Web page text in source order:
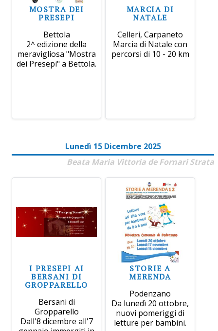
MOSTRA DEI
PRESEPI
Bettola
2^ edizione della
meravigliosa "Mostra
dei Presepi" a Bettola.
MARCIA DI
NATALE
Celleri, Carpaneto
Marcia di Natale con
percorsi di 10 - 20 km
Lunedì 15 Dicembre 2025
Beata Maria Vittoria de Fornari Strata
I PRESEPI AI
BERSANI DI
GROPPARELLO
Bersani di
Gropparello
Dall'8 dicembre all'7
STORIE A
MERENDA
Podenzano
Da lunedì 20 ottobre,
nuovi pomeriggi di
letture per bambini.